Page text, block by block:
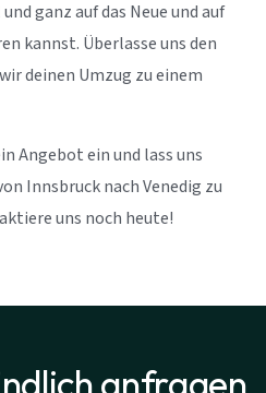
ganz auf das Neue und auf
kannst. Überlasse uns den
deinen Umzug zu einem
Angebot ein und lass uns
Innsbruck nach Venedig zu
uns noch heute!